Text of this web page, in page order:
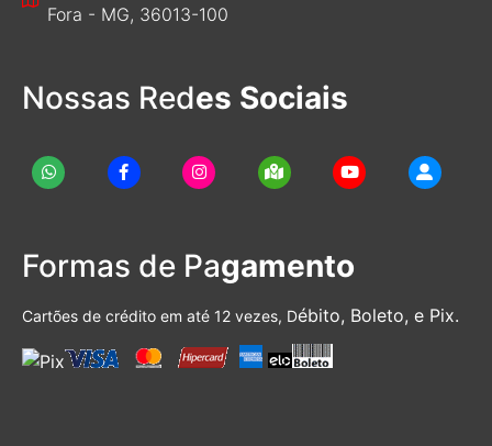
Fora - MG, 36013-100
Nossas Redes Sociais
Formas de Pagamento
Cartões de crédito em até 12 vezes, Débito, Boleto, e Pix.